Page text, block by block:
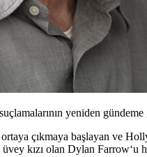
yeniden
çıkmaya başlayan ve
üvey kızı olan Dylan Farrow‘u